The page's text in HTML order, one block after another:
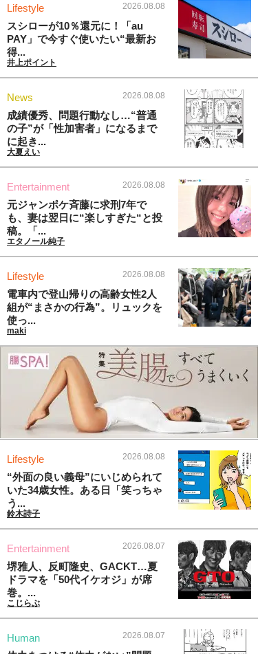
Lifestyle 2026.08.08
スシローが10％還元に！「au
PAY」で今すぐ使いたい“最新お
得...
井上ポイント
News 2026.08.08
成績優秀、問題行動なし…“普通
の子”が「性加害者」になるまで
に起き...
大夏えい
Entertainment 2026.08.08
元ジャンポケ斉藤に求刑7年で
も、妻は翌日に“楽しすぎた“と投
稿。「...
エタノール純子
Lifestyle 2026.08.08
電車内で登山帰りの高齢女性2人
組が“まさかの行為”。リュックを
使っ...
maki
Lifestyle 2026.08.08
“外面の良い義母”にいじめられて
いた34歳女性。ある日「笑っちゃ
う...
鈴木詩子
Entertainment 2026.08.07
堺雅人、反町隆史、GACKT…夏
ドラマを「50代イケオジ」が席
巻。...
こじらぶ
Human 2026.08.07